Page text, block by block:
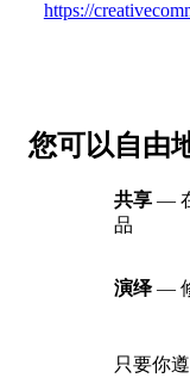
https://
您可以自由
共享 —
品
演绎 —
只要你